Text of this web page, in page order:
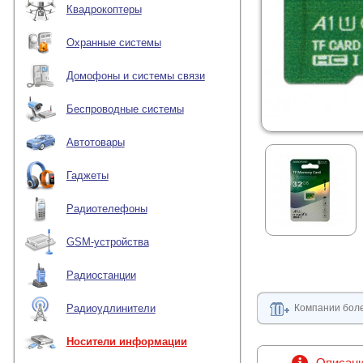
Квадрокоптеры
Охранные системы
Домофоны и системы связи
Беспроводные системы
Автотовары
Гаджеты
Радиотелефоны
GSM-устройства
Радиостанции
Радиоудлинители
Носители информации
Компании